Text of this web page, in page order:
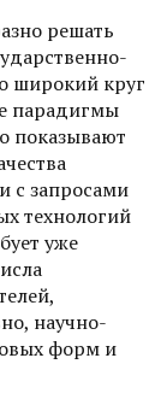
решать
широкий круг
парадигмы
показывают
с запросами
технологий
уже
научно-
форм и